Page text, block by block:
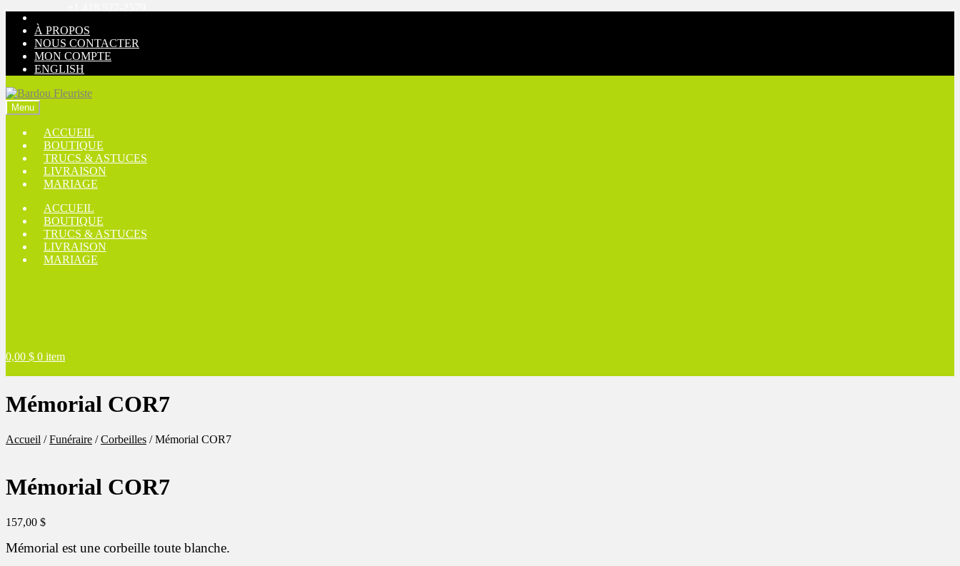
Aller
navigation
Aller
contenu
À PROPOS
NOUS CONTACTER
MON COMPTE
ENGLISH
Menu
ACCUEIL
BOUTIQUE
TRUCS & ASTUCES
LIVRAISON
MARIAGE
ACCUEIL
BOUTIQUE
TRUCS & ASTUCES
LIVRAISON
MARIAGE
0,00 $ 0 item
Mémorial COR7
Accueil /Funéraire /Corbeilles /Mémorial COR7
Mémorial COR7
157,00 $
Mémorial est une corbeille toute blanche.